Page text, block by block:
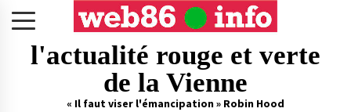
l'actualité rouge et verte
de la Vienne
« Il faut viser l'émancipation » Robin Hood